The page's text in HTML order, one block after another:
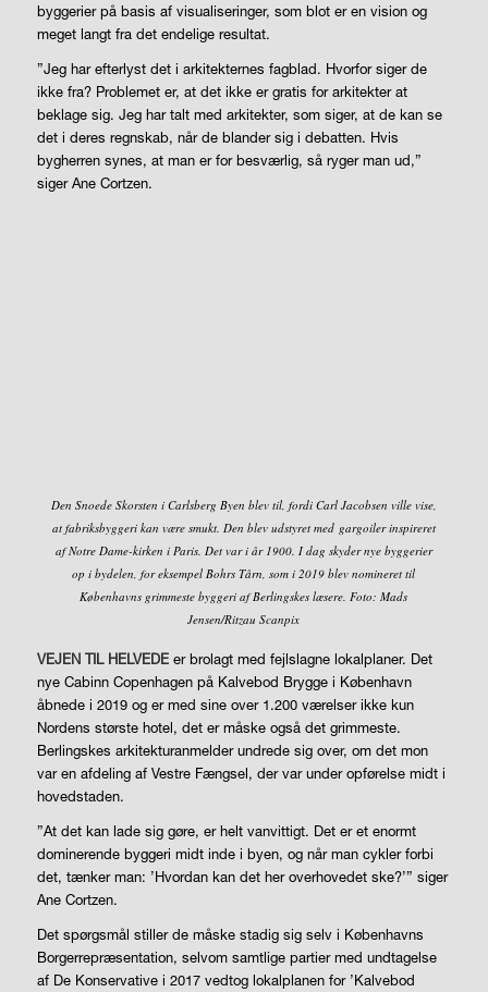
byggerier på basis af visualiseringer, som blot er en vision og
meget langt fra det endelige resultat.
”Jeg har efterlyst det i arkitekternes fagblad. Hvorfor siger de
ikke fra? Problemet er, at det ikke er gratis for arkitekter at
beklage sig. Jeg har talt med arkitekter, som siger, at de kan se
det i deres regnskab, når de blander sig i debatten. Hvis
bygherren synes, at man er for besværlig, så ryger man ud,”
siger Ane Cortzen.
Den Snoede Skorsten i Carlsberg Byen blev til, fordi Carl Jacobsen ville vise,
at fabriksbyggeri kan være smukt. Den blev udstyret med gargoiler inspireret
af Notre Dame-kirken i Paris. Det var i år 1900. I dag skyder nye byggerier
op i bydelen, for eksempel Bohrs Tårn, som i 2019 blev nomineret til
Københavns grimmeste byggeri af Berlingskes læsere. Foto: Mads
Jensen/Ritzau Scanpix
VEJEN TIL HELVEDEer brolagt med fejlslagne lokalplaner. Det
nye Cabinn Copenhagen på Kalvebod Brygge i København
åbnede i 2019 og er med sine over 1.200 værelser ikke kun
Nordens største hotel, det er måske også det grimmeste.
Berlingskes arkitekturanmelder undrede sig over, om det mon
var en afdeling af Vestre Fængsel, der var under opførelse midt i
hovedstaden.
”At det kan lade sig gøre, er helt vanvittigt. Det er et enormt
dominerende byggeri midt inde i byen, og når man cykler forbi
det, tænker man: ’Hvordan kan det her overhovedet ske?’” siger
Ane Cortzen.
Det spørgsmål stiller de måske stadig sig selv i Københavns
Borgerrepræsentation, selvom samtlige partier med undtagelse
af De Konservative i 2017 vedtog lokalplanen for ’Kalvebod